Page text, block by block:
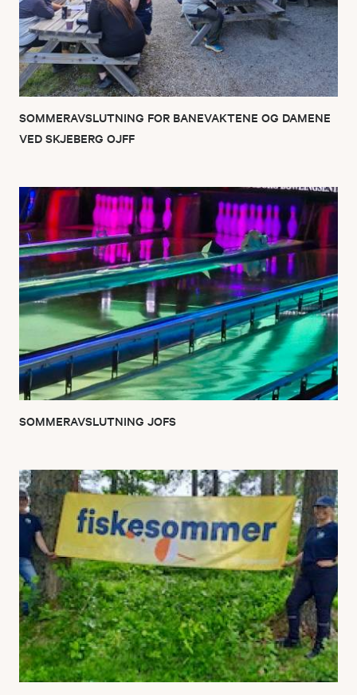
SOMMERAVSLUTNING FOR BANEVAKTENE OG DAMENE
VED SKJEBERG OJFF
SOMMERAVSLUTNING JOFS